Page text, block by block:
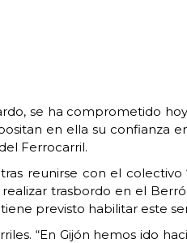
se ha comprometido
en ella su confianza
Ferrocarril.
reunirse con el colectivo
trasbordo en el
previsto habilitar este
“En Gijón hemos ido